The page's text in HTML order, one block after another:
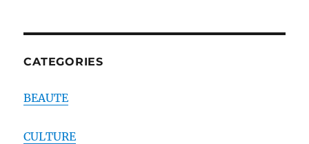
CATEGORIES
BEAUTE
CULTURE